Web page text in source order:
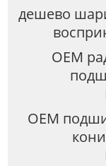
дешево
OEM
OEM